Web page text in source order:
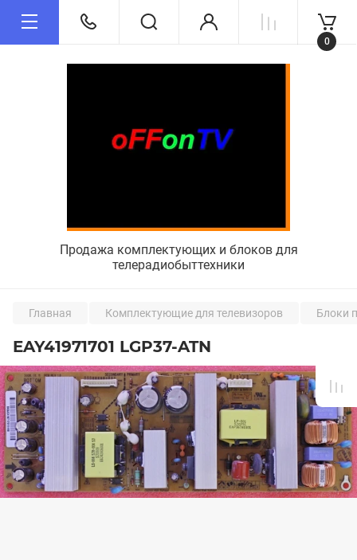
Продажа комплектующих и блоков для
телерадиобыттехники
0
Главная Комплектующие для телевизоров Блоки
EAY41971701 LGP37-ATN